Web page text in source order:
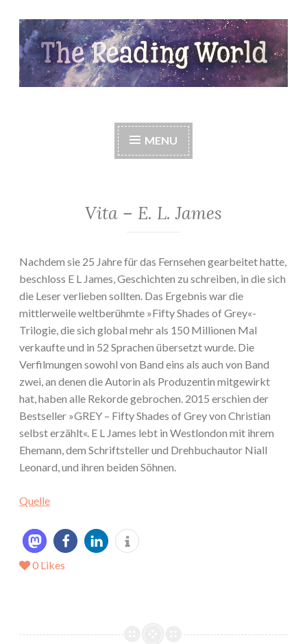
Skip
to
content
The Reading World
MENU
Vita – E. L. James
Nachdem sie 25 Jahre für das Fernsehen gearbeitet hatte,
beschloss E L James, Geschichten zu schreiben, in die sich
die Leser verlieben sollten. Das Ergebnis war die
mittlerweile weltberühmte »Fifty Shades of Grey«-
Trilogie, die sich global mehr als 150 Millionen Mal
verkaufte und in 52 Sprachen übersetzt wurde. Die
Verfilmungen sowohl von Band eins als auch von Band
zwei, an denen die Autorin als Produzentin mitgewirkt
hat, haben alle Rekorde gebrochen. 2015 erschien der
Bestseller »GREY – Fifty Shades of Grey von Christian
selbst erzählt«. E L James lebt in Westlondon mit ihrem
Ehemann, dem Schriftsteller und Drehbuchautor Niall
Leonard, und ihren beiden Söhnen.
Quelle
0 Likes